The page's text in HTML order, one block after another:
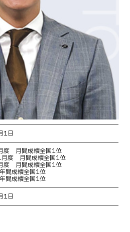
1日
度 月間成績全国1位
度 月間成績全国1位
度 月間成績全国1位
成績全国1位
成績全国1位
1日